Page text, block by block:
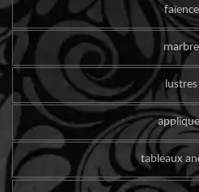
faïence
marbre
lustres
tableaux